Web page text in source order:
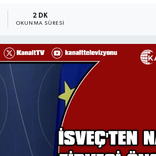
2 DK
OKUNMA SÜRESI